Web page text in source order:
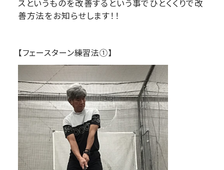
スというものを改善するという事でひとくくりで改
善方法をお知らせします！！
【フェースターン練習法①】